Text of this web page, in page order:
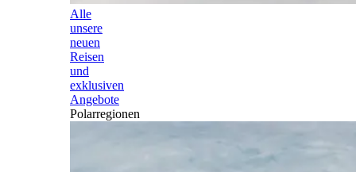
Alle
unsere
neuen
Reisen
und
exklusiven
Angebote
Polarregionen